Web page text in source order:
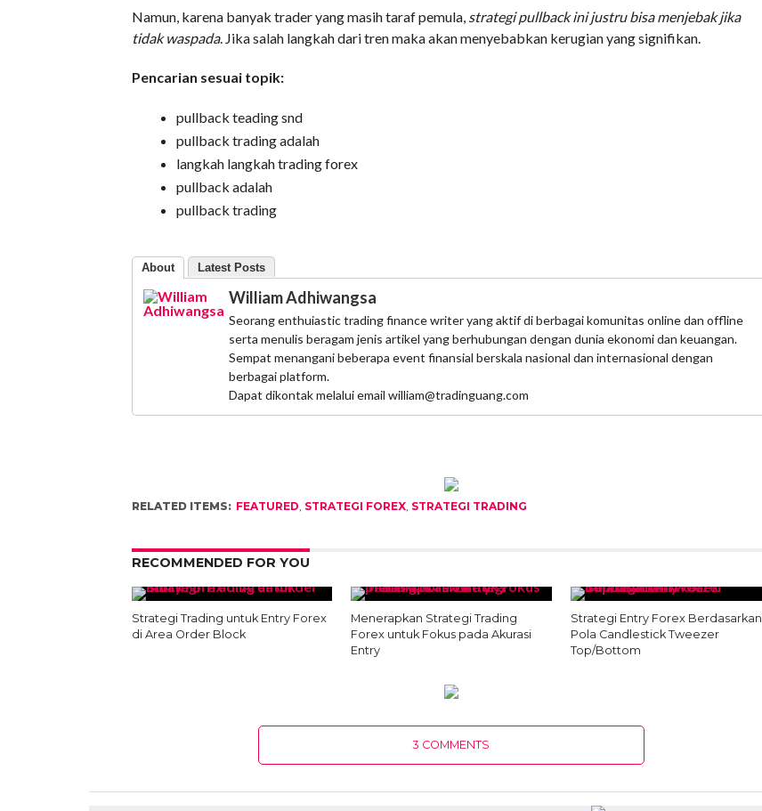
Namun, karena banyak trader yang masih taraf pemula, strategi pullback ini justru bisa menjebak jika
tidak waspada. Jika salah langkah dari tren maka akan menyebabkan kerugian yang signifikan.
Pencarian sesuai topik:
pullback teading snd
pullback trading adalah
langkah langkah trading forex
pullback adalah
pullback trading
About Latest Posts
William Adhiwangsa
Seorang enthuiastic trading finance writer yang aktif di berbagai komunitas online dan offline
serta menulis beragam jenis artikel yang berhubungan dengan dunia ekonomi dan keuangan.
Sempat menangani beberapa event finansial berskala nasional dan internasional dengan
berbagai platform.
Dapat dikontak melalui email william@tradinguang.com
RELATED ITEMS: FEATURED, STRATEGI FOREX, STRATEGI TRADING
RECOMMENDED FOR YOU
Strategi Trading untuk Entry Forex
di Area Order Block
Menerapkan Strategi Trading
Forex untuk Fokus pada Akurasi
Entry
Strategi Entry Forex Berdasarkan
Pola Candlestick Tweezer
Top/Bottom
3 COMMENTS